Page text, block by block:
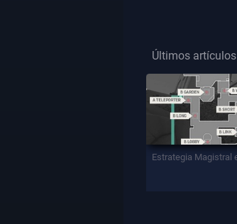
Últimos artículos
Estrategia Magistral